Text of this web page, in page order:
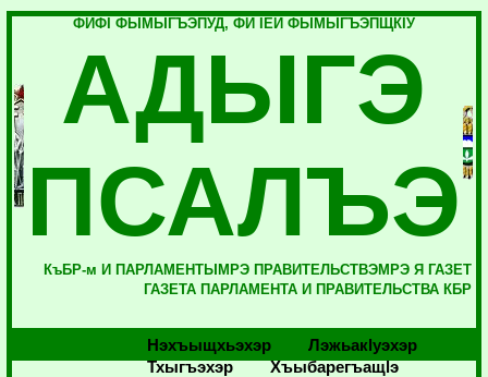
ФИФI ФЫМЫГЪЭПУД, ФИ IЕЙ ФЫМЫГЪЭПЩКIУ
АДЫГЭ
ПСАЛЪЭ
КъБР-м И ПАРЛАМЕНТЫМРЭ ПРАВИТЕЛЬСТВЭМРЭ Я ГАЗЕТ
ГАЗЕТА ПАРЛАМЕНТА И ПРАВИТЕЛЬСТВА КБР
Нэхъыщхьэхэр
Лэжьакlуэхэр
Тхыгъэхэр
Хъыбарегъащlэ